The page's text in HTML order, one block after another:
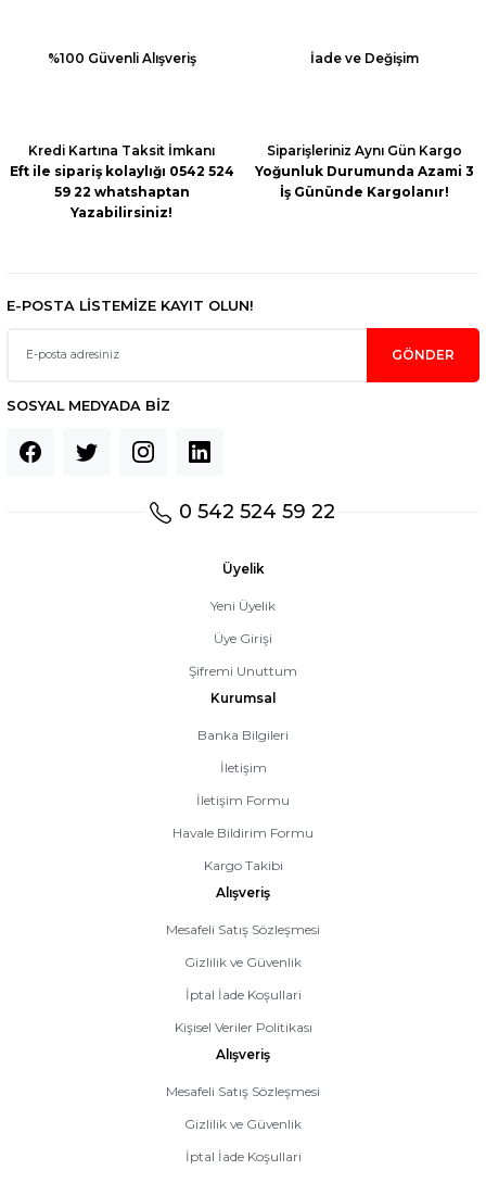
Ürün bilgilerinde hatalar bulunuyor.
%100 Güvenli Alışveriş İade ve Değişim
Kredi Kartına Taksit İmkanı
Eft ile sipariş kolaylığı 0542 524
59 22 whatshaptan
Yazabilirsiniz!
Siparişleriniz Aynı Gün Kargo
Yoğunluk Durumunda Azami 3
İş Gününde Kargolanır!
E-POSTA LİSTEMİZE KAYIT OLUN!
GÖNDER
SOSYAL MEDYADA BİZ
0 542 524 59 22
Üyelik
Yeni Üyelik
Üye Girişi
Şifremi Unuttum
Kurumsal
Banka Bilgileri
İletişim
İletişim Formu
Havale Bildirim Formu
Kargo Takibi
Alışveriş
Mesafeli Satış Sözleşmesi
Gizlilik ve Güvenlik
İptal İade Koşullari
Kişisel Veriler Politikası
Alışveriş
Mesafeli Satış Sözleşmesi
Gizlilik ve Güvenlik
İptal İade Koşullari